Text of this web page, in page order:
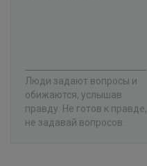
Люди задают вопросы и
обижаются, услышав
правду. Не готов к правде,
не задавай вопросов.